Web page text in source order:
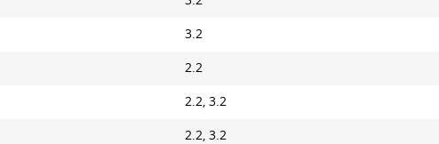
3.2
2.2
2.2, 3.2
2.2, 3.2